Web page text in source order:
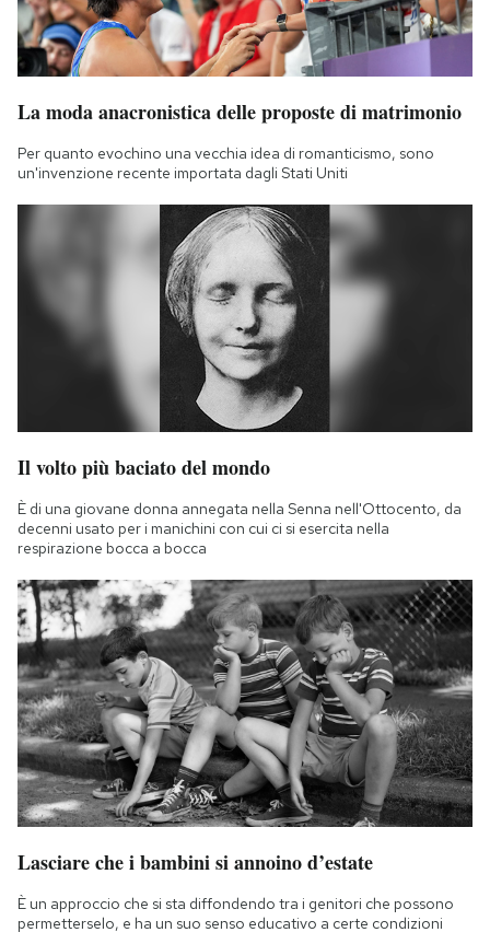
La moda anacronistica delle proposte di matrimonio
Per quanto evochino una vecchia idea di romanticismo, sono
un'invenzione recente importata dagli Stati Uniti
Il volto più baciato del mondo
È di una giovane donna annegata nella Senna nell'Ottocento, da
decenni usato per i manichini con cui ci si esercita nella
respirazione bocca a bocca
Lasciare che i bambini si annoino d’estate
È un approccio che si sta diffondendo tra i genitori che possono
permetterselo, e ha un suo senso educativo a certe condizioni